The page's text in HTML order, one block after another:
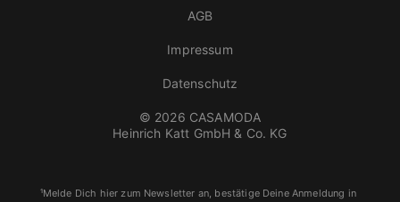
© 2026 CASAMODA
Heinrich Katt GmbH & Co. KG
AGB
Impressum
Datenschutz
¹Melde Dich hier zum Newsletter an, bestätige Deine Anmeldung in